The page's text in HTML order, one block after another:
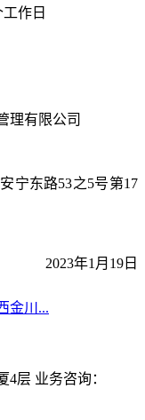
工作日
理有限公司
宁东路53之5号第17
2023年1 月 19 日
金川...
层 业务咨询：